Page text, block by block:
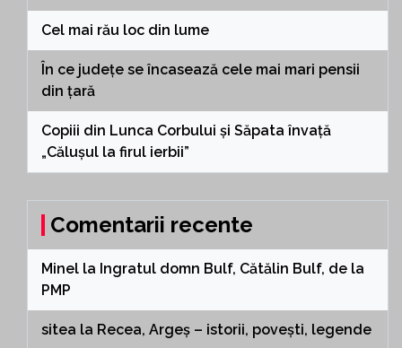
Cel mai rău loc din lume
În ce județe se încasează cele mai mari pensii
din țară
Copiii din Lunca Corbului și Săpata învață
„Călușul la firul ierbii”
Comentarii recente
Minel la Ingratul domn Bulf, Cătălin Bulf, de la
PMP
sitea la Recea, Argeș – istorii, povești, legende